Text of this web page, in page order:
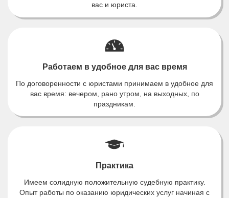
вас и юриста.
Работаем в удобное для вас время
По договоренности с юристами принимаем в удобное для
вас время: вечером, рано утром, на выходных, по
праздникам.
Практика
Имеем солидную положительную судебную практику.
Опыт работы по оказанию юридических услуг начиная с